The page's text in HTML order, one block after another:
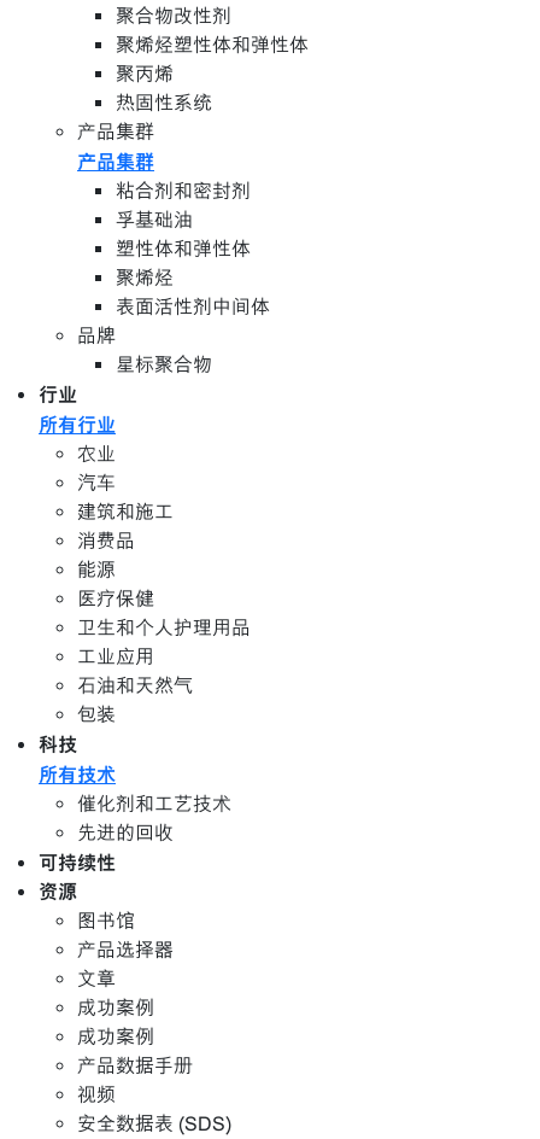
聚合物改性剂
聚烯烃塑性体和弹性体
聚丙烯
热固性系统
产品集群
产品集群
粘合剂和密封剂
孚基础油
塑性体和弹性体
聚烯烃
表面活性剂中间体
品牌
星标聚合物
行业
所有行业
农业
汽车
建筑和施工
消费品
能源
医疗保健
卫生和个人护理用品
工业应用
石油和天然气
包装
科技
所有技术
催化剂和工艺技术
先进的回收
可持续性
资源
图书馆
产品选择器
文章
成功案例
成功案例
产品数据手册
视频
安全数据表 (SDS)